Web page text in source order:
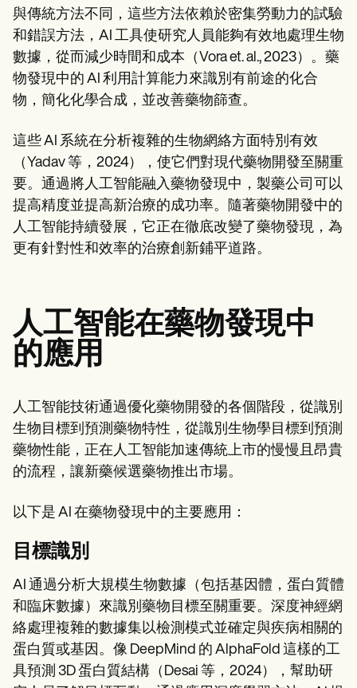
Patient Visit Summary Template
Help Center
Demos
Training Hub
Webinars
Switch to Carepatron
Become a Partner
Why Carepatron?
Login
Get started
與傳統方法不同，這些方法依賴於密集勞動力的試驗
和錯誤方法，AI 工具使研究人員能夠有效地處理生物
數據，從而減少時間和成本（Vora et. al., 2023）。藥
物發現中的 AI 利用計算能力來識別有前途的化合
物，簡化化學合成，並改善藥物篩查。
這些 AI 系統在分析複雜的生物網絡方面特別有效
（Yadav 等，2024），使它們對現代藥物開發至關重
要。通過將人工智能融入藥物發現中，製藥公司可以
提高精度並提高新治療的成功率。隨著藥物開發中的
人工智能持續發展，它正在徹底改變了藥物發現，為
更有針對性和效率的治療創新鋪平道路。
人工智能在藥物發現中
的應用
人工智能技術通過優化藥物開發的各個階段，從識別
生物目標到預測藥物特性，從識別生物學目標到預測
藥物性能，正在人工智能加速傳統上市的慢慢且昂貴
的流程，讓新藥候選藥物推出市場。
以下是 AI 在藥物發現中的主要應用：
目標識別
AI 通過分析大規模生物數據（包括基因體，蛋白質體
和臨床數據）來識別藥物目標至關重要。深度神經網
絡處理複雜的數據集以檢測模式並確定與疾病相關的
蛋白質或基因。像 DeepMind 的 AlphaFold 這樣的工
具預測 3D 蛋白質結構（Desai 等，2024），幫助研